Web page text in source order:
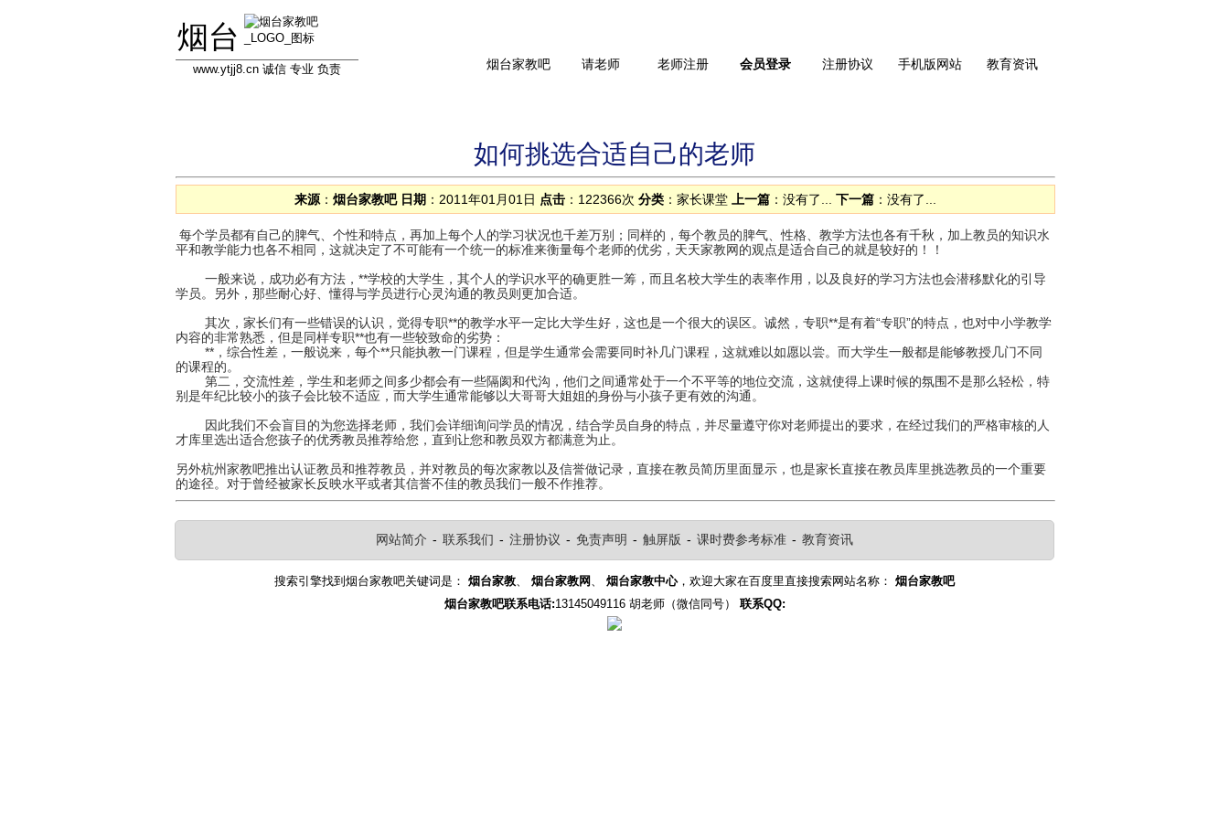
烟台
www.ytjj8.cn 诚信 专业 负责 烟台家教吧 请老师 老师注册 会员登录 注册协议 手机版网站 教育资讯
如何挑选合适自己的老师
来源 ： 烟台家教吧 日期 ：2011年01月01日 点击 ：122366次 分类 ： 家长课堂 上一篇 ：没有了... 下一篇 ：没有了...
每个学员都有自己的脾气、个性和特点，再加上每个人的学习状况也千差万别；同样的，每个教员的脾气、性格、教学方法也各有千秋，加上教员的知识水
平和教学能力也各不相同，这就决定了不可能有一个统一的标准来衡量每个老师的优劣，天天家教网的观点是适合自己的就是较好的！！
一般来说，成功必有方法，**学校的大学生，其个人的学识水平的确更胜一筹，而且名校大学生的表率作用，以及良好的学习方法也会潜移默化的引导
学员。另外，那些耐心好、懂得与学员进行心灵沟通的教员则更加合适。
其次，家长们有一些错误的认识，觉得专职**的教学水平一定比大学生好，这也是一个很大的误区。诚然，专职**是有着“专职”的特点，也对中小学教学
内容的非常熟悉，但是同样专职**也有一些较致命的劣势：
**，综合性差，一般说来，每个**只能执教一门课程，但是学生通常会需要同时补几门课程，这就难以如愿以尝。而大学生一般都是能够教授几门不同
的课程的。
第二，交流性差，学生和老师之间多少都会有一些隔阂和代沟，他们之间通常处于一个不平等的地位交流，这就使得上课时候的氛围不是那么轻松，特
别是年纪比较小的孩子会比较不适应，而大学生通常能够以大哥哥大姐姐的身份与小孩子更有效的沟通。
因此我们不会盲目的为您选择老师，我们会详细询问学员的情况，结合学员自身的特点，并尽量遵守你对老师提出的要求，在经过我们的严格审核的人
才库里选出适合您孩子的优秀教员推荐给您，直到让您和教员双方都满意为止。
另外杭州家教吧推出认证教员和推荐教员，并对教员的每次家教以及信誉做记录，直接在教员简历里面显示，也是家长直接在教员库里挑选教员的一个重要
的途径。对于曾经被家长反映水平或者其信誉不佳的教员我们一般不作推荐。
网站简介 - 联系我们 - 注册协议 - 免责声明 - 触屏版 - 课时费参考标准 - 教育资讯
搜索引擎找到烟台家教吧关键词是： 烟台家教 烟台家教网 烟台家教中心，欢迎大家在百度里直接搜索网站名称： 烟台家教吧
烟台家教吧联系电话:13145049116 胡老师（微信同号） 联系QQ: